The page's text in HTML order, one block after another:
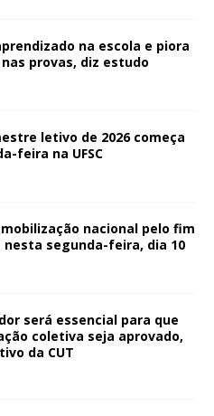
na escola e piora
provas, diz estudo
letivo de 2026 começa
feira na UFSC
mobilização nacional pelo fim
nesta segunda-feira, dia 10
será essencial para que
coletiva seja aprovado,
da CUT